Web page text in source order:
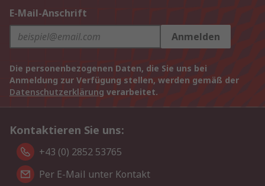
E-Mail-Anschrift
Anmelden
Die personenbezogenen Daten, die Sie uns bei
Anmeldung zur Verfügung stellen, werden gemäß der
Datenschutzerklärung verarbeitet.
Kontaktieren Sie uns:
+43 (0) 2852 53765
Per E-Mail unter Kontakt